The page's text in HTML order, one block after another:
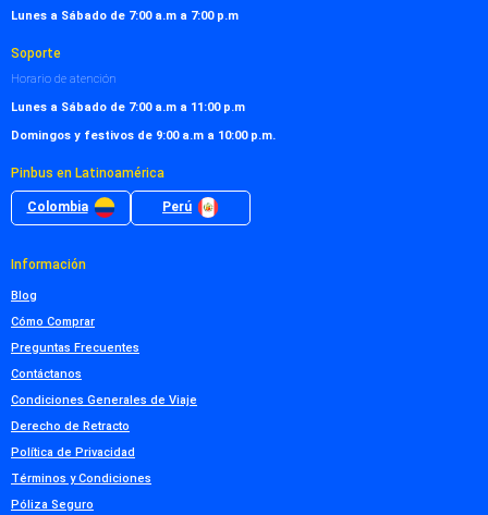
Lunes a Sábado de 7:00 a.m a 7:00 p.m
Soporte
Horario de atención
Lunes a Sábado de 7:00 a.m a 11:00 p.m
Domingos y festivos de 9:00 a.m a 10:00 p.m.
Pinbus en Latinoamérica
Colombia Perú
Información
Blog
Cómo Comprar
Preguntas Frecuentes
Contáctanos
Condiciones Generales de Viaje
Derecho de Retracto
Política de Privacidad
Términos y Condiciones
Póliza Seguro